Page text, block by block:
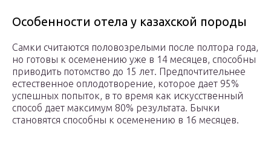
Особенности отела у казахской породы
Самки считаются половозрелыми после полтора года,
но готовы к осеменению уже в 14 месяцев, способны
приводить потомство до 15 лет. Предпочтительнее
естественное оплодотворение, которое дает 95%
успешных попыток, в то время как искусственный
способ дает максимум 80% результата. Бычки
становятся способны к осеменению в 16 месяцев.